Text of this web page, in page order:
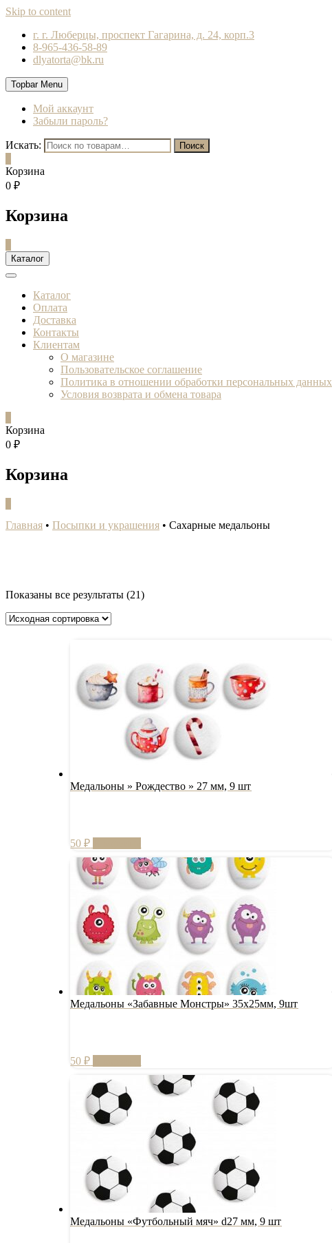
Skip to content
г. г. Люберцы, проспект Гагарина, д. 24, корп.3
8-965-436-58-89
dlyatorta@bk.ru
Topbar Menu
Мой аккаунт
Забыли пароль?
Искать: Поиск
Корзина
0 ₽
Корзина
Каталог
Каталог
Оплата
Доставка
Контакты
Клиентам
О магазине
Пользовательское соглашение
Политика в отношении обработки персональных данных
Условия возврата и обмена товара
Корзина
0 ₽
Корзина
Главная • Посыпки и украшения • Сахарные медальоны
Показаны все результаты (21)
Медальоны » Рождество » 27 мм, 9 шт
50₽
Медальоны «Забавные Монстры» 35х25мм, 9шт
50₽
Медальоны «Футбольный мяч» d27 мм, 9 шт